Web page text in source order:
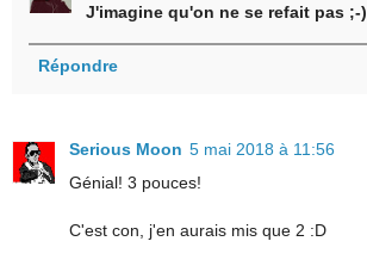
J'imagine qu'on ne se refait pas ;-)
Répondre
Serious Moon 5 mai 2018 à 11:56
Génial! 3 pouces!
C'est con, j'en aurais mis que 2 :D